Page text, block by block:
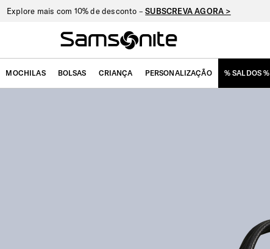
Nova Nexis: oferta exclusiva de personalização –VER COLEÇÃO >
MOCHILAS BOLSAS CRIANÇA PERSONALIZAÇÃO % SALDOS %